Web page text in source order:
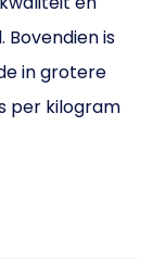
is
in grotere
per kilogram